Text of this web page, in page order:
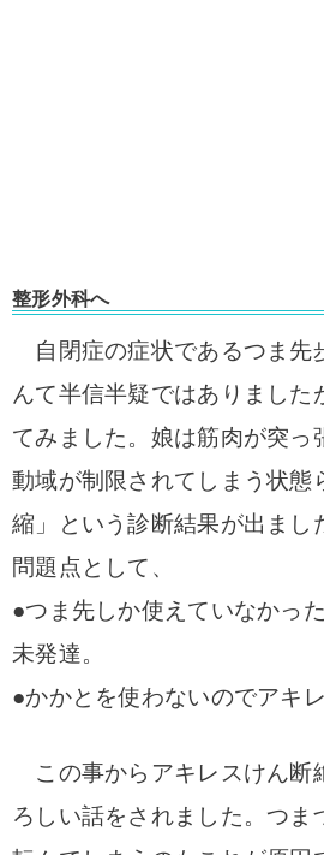
整形外科へ
自閉症の症状であるつま先
んて半信半疑ではありました
てみました。 娘は筋肉が突っ
動域が制限されてしまう状態
縮」という診断結果が出まし
問題点として、
●つま先しか使えていなかっ
未発達。
●かかとを使わないのでアキ
この事からアキレスけん断
ろしい話をされました。つま